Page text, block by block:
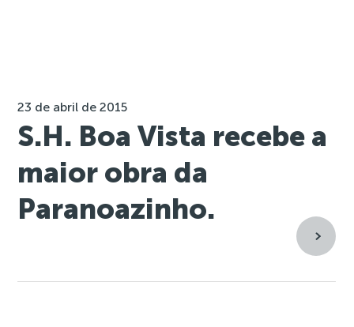
23 de abril de 2015
S.H. Boa Vista recebe a
maior obra da
Paranoazinho.